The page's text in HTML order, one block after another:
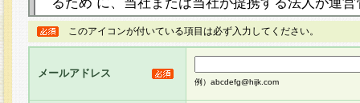
ト（以下「本サイト」といいます。）上に本サー
ージを設け、会員がアンケー ト調査に回答する
し、その結果を当社が集計・分析その他の利用を
るものです。なお、本サービスは、それぞれの目
員に対して本サービスの依頼を行うこともあり、
このアイコンが付いている項目は必ず入力してください。
メールアドレス
例）abcdefg@hijk.com